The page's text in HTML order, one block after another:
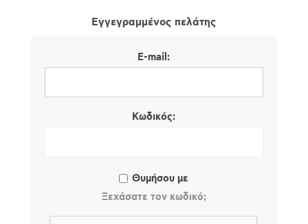
Εγγεγραμμένος πελάτης
E-mail:
Κωδικός:
Θυμήσου με
Ξεχάσατε τον κωδικό;